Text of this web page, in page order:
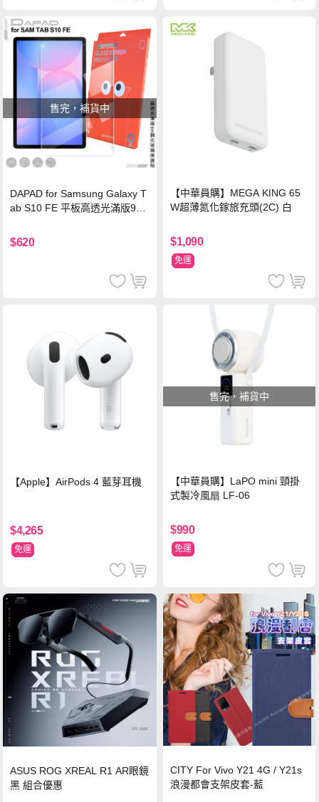
售完，補貨中
DAPAD for Samsung Galaxy T
ab S10 FE 平板高透光滿版9H
$620
【中華員購】MEGA KING 65
W超薄氮化鎵旅充頭(2C) 白
$1,090
免運
【Apple】AirPods 4 藍芽耳機
$4,265
免運
售完，補貨中
【中華員購】LaPO mini 頸掛
式製冷風扇 LF-06
$990
免運
ASUS ROG XREAL R1 AR眼鏡
黑 組合優惠
CITY For Vivo Y21 4G / Y21s
浪漫都會支架皮套-藍